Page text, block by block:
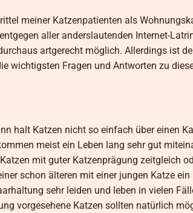
meiner Katzenpatienten als
aller anderslautenden Internet-
artgerecht möglich. Allerdings ist
wichtigsten Fragen und Antworten zu
halt Katzen nicht so einfach über einen
meist ein Leben lang sehr gut
mit guter Katzenprägung zeitgleich
schon älteren mit einer jungen Katze
sehr leiden und leben in vielen
vorgesehene Katzen sollten natürlich